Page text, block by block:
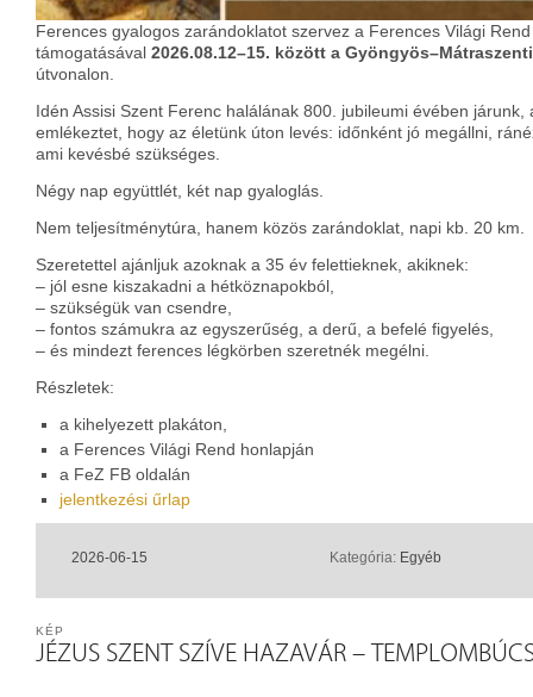
Ferences gyalogos zarándoklatot szervez a Ferences Világi
támogatásával 2026.08.12–15. között a
útvonalon.
Idén Assisi Szent Ferenc halálának 800. jubileumi évében járunk,
emlékeztet, hogy az életünk úton levés: időnként jó megállni,
ami kevésbé szükséges.
Négy nap együttlét, két nap gyaloglás.
Nem teljesítménytúra, hanem közös zarándoklat, napi kb. 20 km.
Szeretettel ajánljuk azoknak a 35 év felettieknek, akiknek:
– jól esne kiszakadni a hétköznapokból,
– szükségük van csendre,
– fontos számukra az egyszerűség, a derű, a befelé figyelés,
– és mindezt ferences légkörben szeretnék megélni.
Részletek:
a kihelyezett plakáton,
a Ferences Világi Rend honlapján
a FeZ FB oldalán
jelentkezési űrlap
2026-06-15 Kategória: Egyéb
JÉZUS SZENT SZÍVE HAZAVÁR –
KÉP